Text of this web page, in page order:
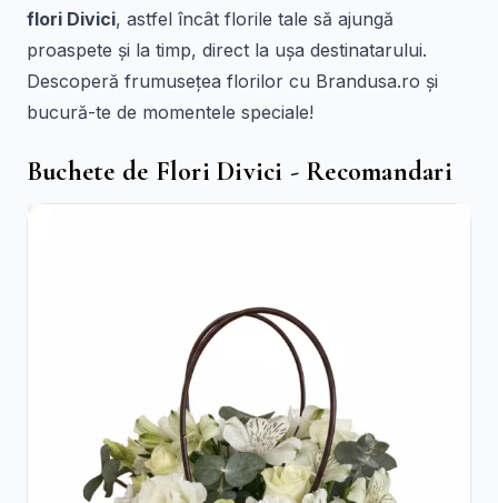
flori Divici, astfel încât florile tale să ajungă
proaspete și la timp, direct la ușa destinatarului.
Descoperă frumusețea florilor cu Brandusa.ro și
bucură-te de momentele speciale!
Buchete de Flori Divici - Recomandari